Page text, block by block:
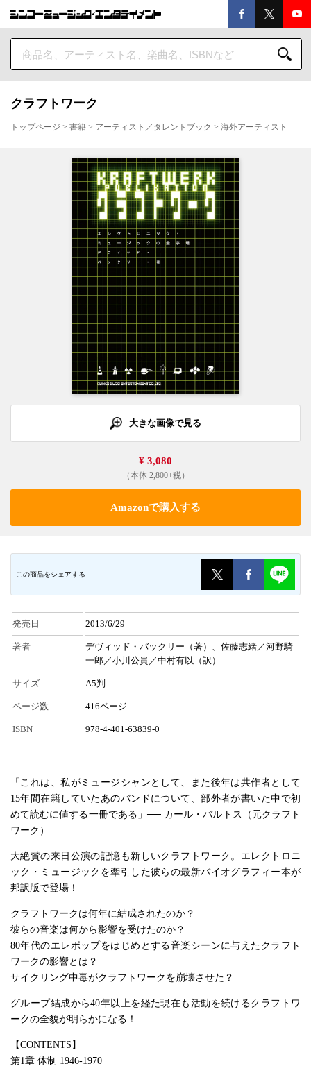
クラフトワーク
トップページ > 書籍 > アーティスト／タレントブック > 海外アーティスト
大きな画像で見る
¥ 3,080
（本体 2,800+税）
Amazonで購入する
この商品をシェアする
発売日 2013/6/29
著者
デヴィッド・バックリー（著）、佐藤志緒／河野騎
一郎／小川公貴／中村有以（訳）
サイズ A5判
ページ数 416ページ
ISBN 978-4-401-63839-0
「これは、私がミュージシャンとして、また後年は共作者として
15年間在籍していたあのバンドについて、部外者が書いた中で初
めて読むに値する一冊である」── カール・バルトス（元クラフト
ワーク）
大絶賛の来日公演の記憶も新しいクラフトワーク。エレクトロニ
ック・ミュージックを牽引した彼らの最新バイオグラフィー本が
邦訳版で登場！
クラフトワークは何年に結成されたのか？
彼らの音楽は何から影響を受けたのか？
80年代のエレポップをはじめとする音楽シーンに与えたクラフト
ワークの影響とは？
サイクリング中毒がクラフトワークを崩壊させた？
グループ結成から40年以上を経た現在も活動を続けるクラフトワ
ークの全貌が明らかになる！
【CONTENTS】
第1章 体制 1946-1970